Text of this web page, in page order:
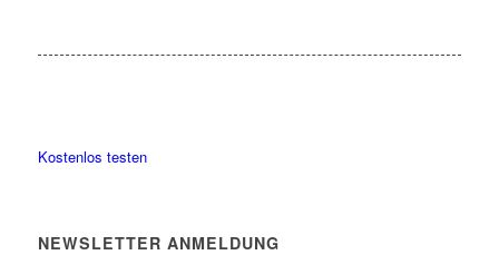
Kostenlos testen
NEWSLETTER ANMELDUNG